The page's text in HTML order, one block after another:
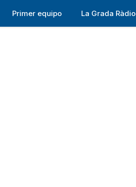
Primer equipo La Grada Ràdio